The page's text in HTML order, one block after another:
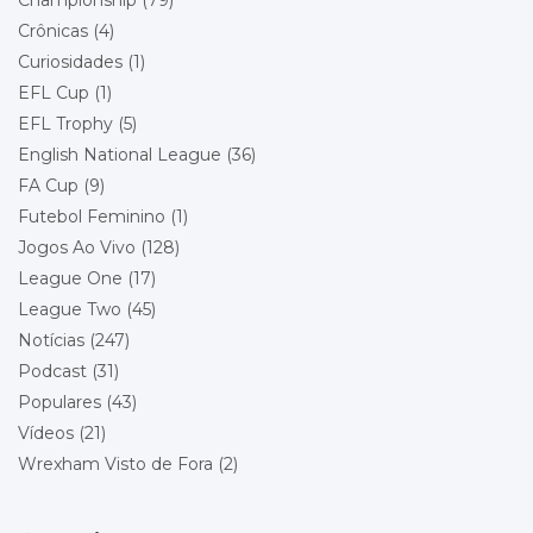
Local: Racecourse Ground
Championship - Round 21
Bolton Wanderers
Wrexham
Local: Toughsheet Community Stadium
Championship - Round 22
Wrexham
Queens Park Rangers
Local: Racecourse Ground
Championship - Round 23
Stoke City
Wrexham
Championship - Round 24
Wrexham
Crônicas (4)
Curiosidades (1)
EFL Cup (1)
EFL Trophy (5)
English National League (36)
FA Cup (9)
Futebol Feminino (1)
Jogos Ao Vivo (128)
League One (17)
League Two (45)
Notícias (247)
Podcast (31)
Populares (43)
Vídeos (21)
Wrexham Visto de Fora (2)